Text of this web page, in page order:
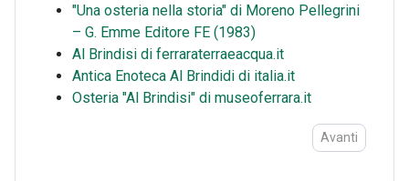
"Una osteria nella storia" di Moreno Pellegrini
– G. Emme Editore FE (1983)
Al Brindisi di ferraraterraeacqua.it
Antica Enoteca Al Brindidi di italia.it
Osteria "Al Brindisi" di museoferrara.it
Articolo
Avanti